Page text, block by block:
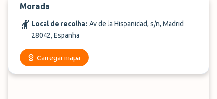
Morada
Local de recolha: Av de la Hispanidad, s/n, Madrid
28042, Espanha
Carregar mapa